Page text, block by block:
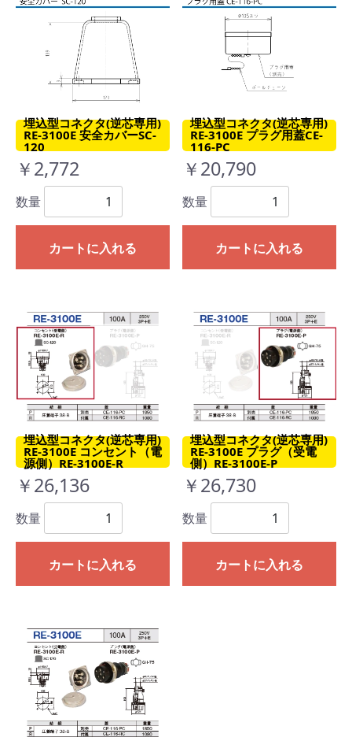
埋込型コネクタ(逆芯専用)
RE-3100E 安全カバーSC-
120
￥2,772
数量
カートに入れる
埋込型コネクタ(逆芯専用)
RE-3100E プラグ用蓋CE-
116-PC
￥20,790
数量
カートに入れる
埋込型コネクタ(逆芯専用)
RE-3100E コンセント（電
源側）RE-3100E-R
￥26,136
数量
カートに入れる
埋込型コネクタ(逆芯専用)
RE-3100E プラグ（受電
側）RE-3100E-P
￥26,730
数量
カートに入れる